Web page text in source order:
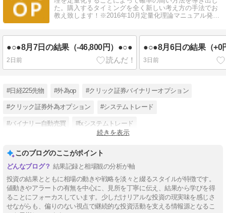
た。購入するタイミングを全く新しい考え方の手法でお
教え致します！※2016年10月定量化理論マニュアル発売
●○●8月7日の結果（-46,800円）●○●
2日前
●○●8月6日の結果（+0
3日前
#日経225先物 #外為op #クリック証券バイナリーオプション
#クリック証券外為オプション #システムトレード
#バイナリー自動売買 #fxシステムトレード
続きを表示
このブログのここがポイント
結果記録と相場観の分析が軸
投資の結果とともに相場の動きや戦略を淡々と綴るスタイルが特徴です。
値動きやアラートの有無を中心に、見所を丁寧に伝え、結果から学びを得
ることにフォーカスしています。少しだけリアルな投資の現実味を感じさ
せながらも、偏りのない視点で継続的な投資活動を支える情報源となるこ